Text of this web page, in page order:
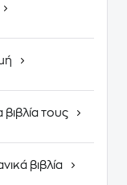
βιβλία τους
βιβλία